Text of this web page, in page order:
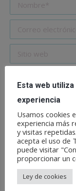
Save my name,
Publicar
Este sitio usa
cómo se
Esta web
experiencia
Usamos cookies
experiencia más
y visitas
acepta el uso de
puede visitar
proporcionar un
Ley de cookies